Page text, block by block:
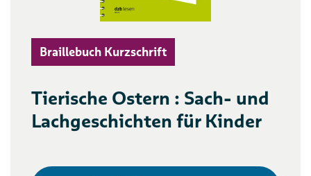
Braillebuch Kurzschrift
Tierische Ostern : Sach- und
Lachgeschichten für Kinder